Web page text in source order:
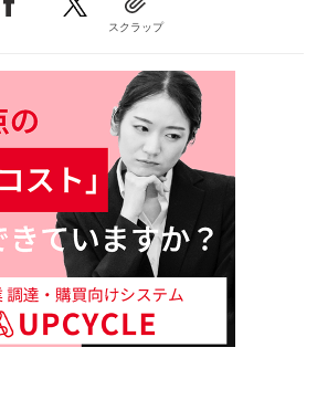
スクラップ